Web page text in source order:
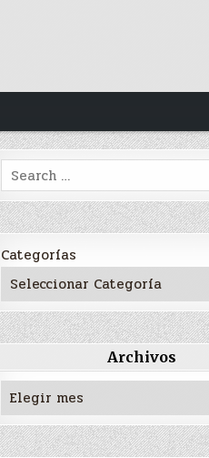
Search
for:
Categorías
Archivos
Archivos